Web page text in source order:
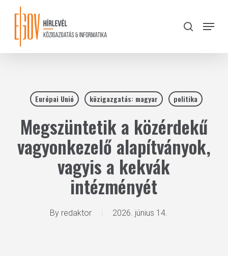
content
search
Menu
Európai Unió közigazgatás: magyar politika
Megszüntetik a közérdekű
vagyonkezelő alapítványok,
vagyis a kekvák
intézményét
By redaktor 2026. június 14.
Close